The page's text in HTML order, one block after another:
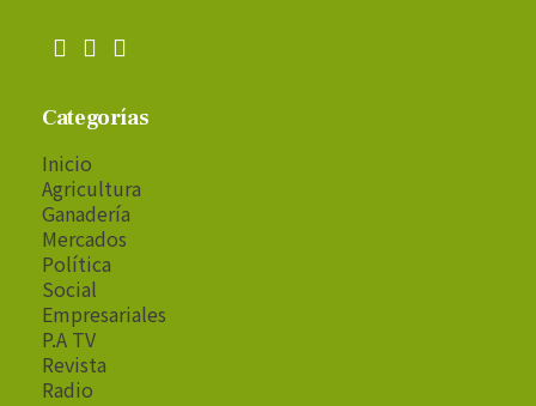
Categorías
Inicio
Agricultura
Ganadería
Mercados
Política
Social
Empresariales
P.A TV
Revista
Radio